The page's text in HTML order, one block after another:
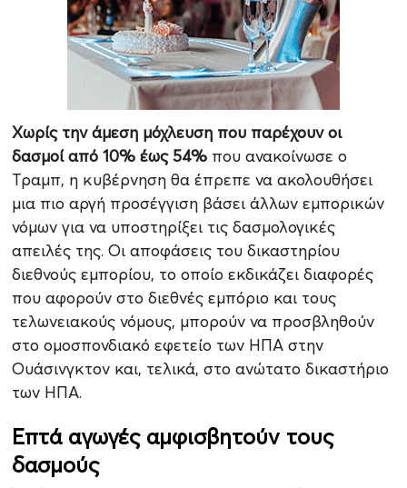
Χωρίς την άμεση μόχλευση που παρέχουν οι
δασμοί από 10% έως 54%που ανακοίνωσε ο
Τραμπ, η κυβέρνηση θα έπρεπε να ακολουθήσει
μια πιο αργή προσέγγιση βάσει άλλων εμπορικών
νόμων για να υποστηρίξει τις δασμολογικές
απειλές της. Οι αποφάσεις του δικαστηρίου
διεθνούς εμπορίου, το οποίο εκδικάζει διαφορές
που αφορούν στο διεθνές εμπόριο και τους
τελωνειακούς νόμους, μπορούν να προσβληθούν
στο ομοσπονδιακό εφετείο των ΗΠΑ στην
Ουάσινγκτον και, τελικά, στο ανώτατο δικαστήριο
των ΗΠΑ.
Επτά αγωγές αμφισβητούν τους
δασμούς